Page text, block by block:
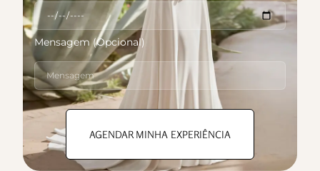
Mensagem (Opcional)
AGENDAR MINHA EXPERIÊNCIA